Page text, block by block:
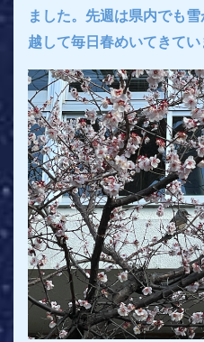
ました。先週は県内でも
越して毎日春めいてきてい